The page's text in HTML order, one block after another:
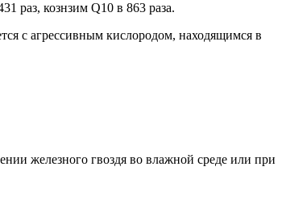
раз, кознзим Q10 в 863 раза.
с агрессивным кислородом, находящимся в
железного гвоздя во влажной среде или при